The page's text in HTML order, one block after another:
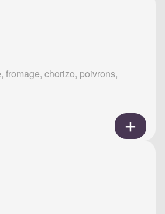
fromage, chorizo, poivrons,